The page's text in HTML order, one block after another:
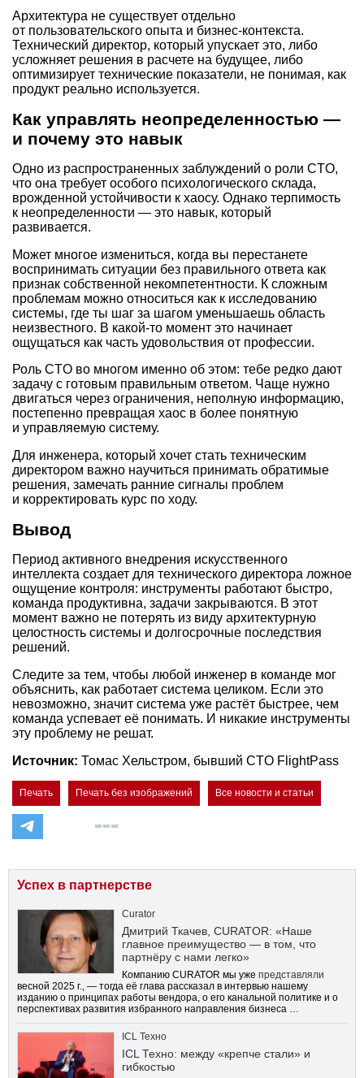
Архитектура не существует отдельно
от пользовательского опыта и бизнес-контекста.
Технический директор, который упускает это, либо
усложняет решения в расчете на будущее, либо
оптимизирует технические показатели, не понимая, как
продукт реально используется.
Как управлять неопределенностью —
и почему это навык
Одно из распространенных заблуждений о роли CTO,
что она требует особого психологического склада,
врожденной устойчивости к хаосу. Однако терпимость
к неопределенности — это навык, который
развивается.
Может многое измениться, когда вы перестанете
воспринимать ситуации без правильного ответа как
признак собственной некомпетентности. К сложным
проблемам можно относиться как к исследованию
системы, где ты шаг за шагом уменьшаешь область
неизвестного. В какой-то момент это начинает
ощущаться как часть удовольствия от профессии.
Роль CTO во многом именно об этом: тебе редко дают
задачу с готовым правильным ответом. Чаще нужно
двигаться через ограничения, неполную информацию,
постепенно превращая хаос в более понятную
и управляемую систему.
Для инженера, который хочет стать техническим
директором важно научиться принимать обратимые
решения, замечать ранние сигналы проблем
и корректировать курс по ходу.
Вывод
Период активного внедрения искусственного
интеллекта создает для технического директора ложное
ощущение контроля: инструменты работают быстро,
команда продуктивна, задачи закрываются. В этот
момент важно не потерять из виду архитектурную
целостность системы и долгосрочные последствия
решений.
Следите за тем, чтобы любой инженер в команде мог
объяснить, как работает система целиком. Если это
невозможно, значит система уже растёт быстрее, чем
команда успевает её понимать. И никакие инструменты
эту проблему не решат.
Источник: Томас Хельстром, бывший CTO FlightPass
Печать Печать без изображений Все новости и статьи
Успех в партнерстве
Curator
Дмитрий Ткачев, CURATOR: «Наше
главное преимущество — в том, что
партнёру с нами легко»
Компанию CURATOR мы уже представляли
весной 2025 г., — тогда её глава рассказал в интервью нашему
изданию о принципах работы вендора, о его канальной политике и о
перспективах развития избранного направления бизнеса …
ICL Техно
ICL Техно: между «крепче стали» и
гибкостью